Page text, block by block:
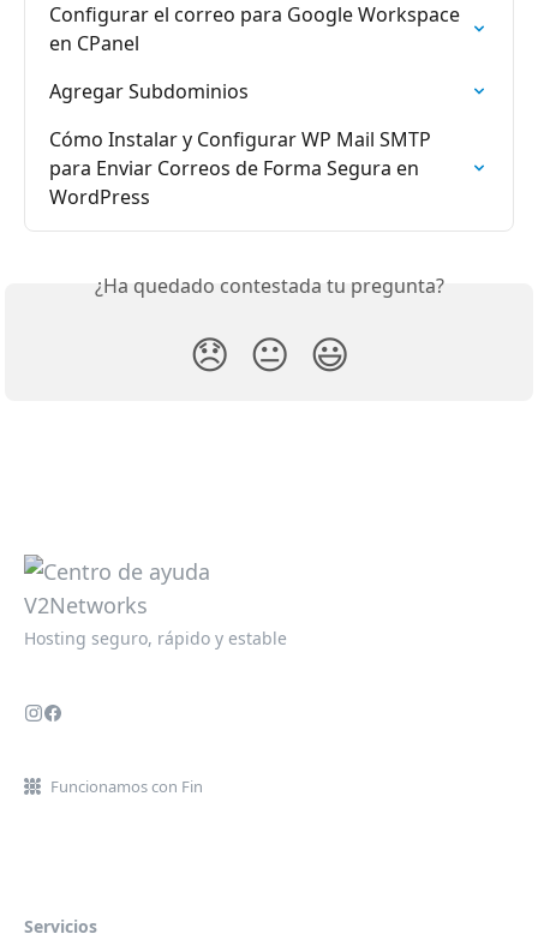
Configurar el correo para Google Workspace
en CPanel
Agregar Subdominios
Cómo Instalar y Configurar WP Mail SMTP
para Enviar Correos de Forma Segura en
WordPress
¿Ha quedado contestada tu pregunta?
😞 😐 😃
Hosting seguro, rápido y estable
Funcionamos con Fin
Servicios